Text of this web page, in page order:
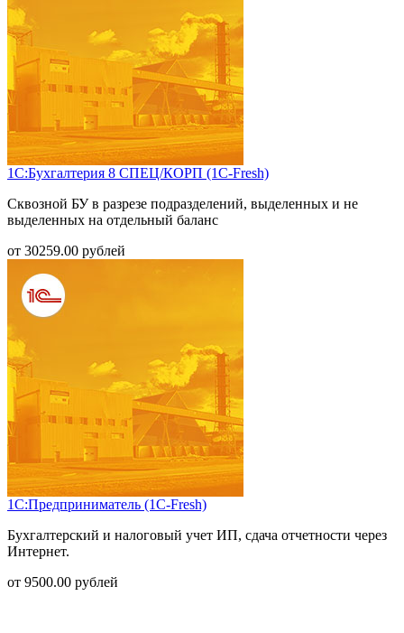
1С:Бухгалтерия 8 СПЕЦ/КОРП (1С-Fresh)
Сквозной БУ в разрезе подразделений, выделенных и не
выделенных на отдельный баланс
от 30259.00 рублей
1С:Предприниматель (1С-Fresh)
Бухгалтерский и налоговый учет ИП, сдача отчетности через
Интернет.
от 9500.00 рублей